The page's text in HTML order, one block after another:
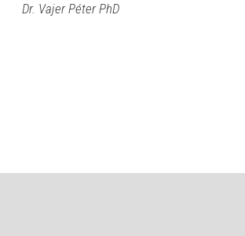
Dr. Vajer Péter PhD